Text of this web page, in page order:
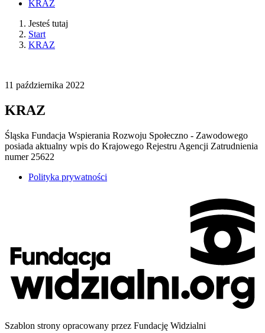
KRAZ
Jesteś tutaj
Start
KRAZ
11 października 2022
KRAZ
Śląska Fundacja Wspierania Rozwoju Społeczno - Zawodowego
posiada aktualny wpis do Krajowego Rejestru Agencji Zatrudnienia
numer 25622
Polityka prywatności
Szablon strony opracowany przez Fundację Widzialni